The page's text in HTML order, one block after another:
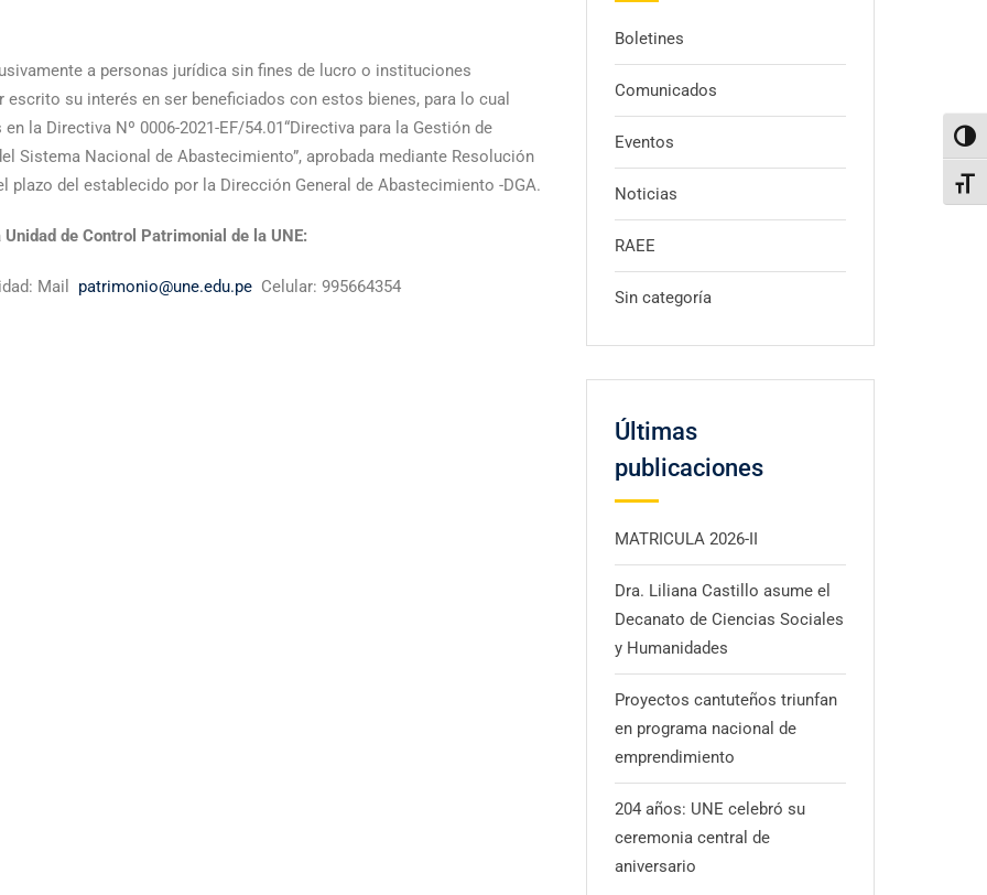
a personas jurídica sin fines de lucro o instituciones
su interés en ser beneficiados con estos bienes, para lo cual
la Directiva Nº 0006-2021-EF/54.01“Directiva para la Gestión de
Sistema Nacional de Abastecimiento”, aprobada mediante Resolución
plazo del establecido por la Dirección General de Abastecimiento -DGA.
de Control Patrimonial de la UNE:
Mail patrimonio@une.edu.pe Celular: 995664354
Boletines
Comunicados
Eventos
Noticias
RAEE
Sin categoría
Últimas
publicaciones
MATRICULA 2026-II
Dra. Liliana Castillo asume el
Decanato de Ciencias Sociales
y Humanidades
Proyectos cantuteños triunfan
en programa nacional de
emprendimiento
204 años: UNE celebró su
ceremonia central de
aniversario